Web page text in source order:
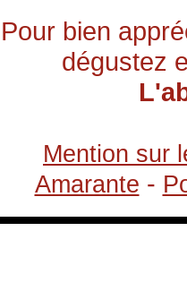
Pour bien
dégustez
Mention sur
Amarante -